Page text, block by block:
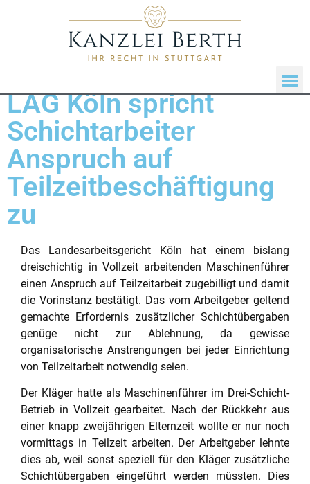
LAG Köln spricht
Schichtarbeiter
Anspruch auf
Teilzeitbeschäftigung
zu
Das Landesarbeitsgericht Köln hat einem bislang
dreischichtig in Vollzeit arbeitenden Maschinenführer
einen Anspruch auf Teilzeitarbeit zugebilligt und damit
die Vorinstanz bestätigt. Das vom Arbeitgeber geltend
gemachte Erfordernis zusätzlicher Schichtübergaben
genüge nicht zur Ablehnung, da gewisse
organisatorische Anstrengungen bei jeder Einrichtung
von Teilzeitarbeit notwendig seien.
Der Kläger hatte als Maschinenführer im Drei-Schicht-
Betrieb in Vollzeit gearbeitet. Nach der Rückkehr aus
einer knapp zweijährigen Elternzeit wollte er nur noch
vormittags in Teilzeit arbeiten. Der Arbeitgeber lehnte
dies ab, weil sonst speziell für den Kläger zusätzliche
Schichtübergaben eingeführt werden müssten. Dies